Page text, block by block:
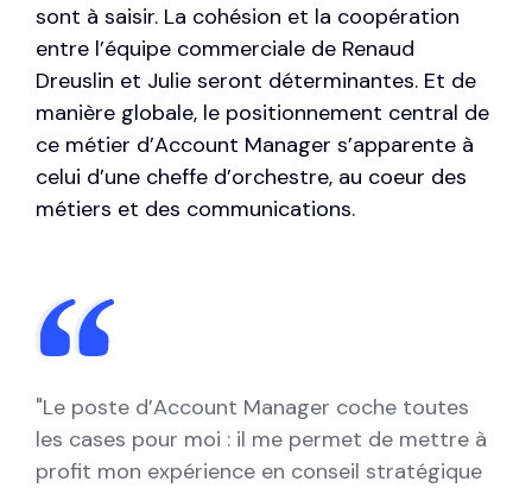
sont à saisir. La cohésion et la coopération
entre l’équipe commerciale de Renaud
Dreuslin et Julie seront déterminantes. Et de
manière globale, le positionnement central de
ce métier d’Account Manager s’apparente à
celui d’une cheffe d’orchestre, au coeur des
métiers et des communications.
"Le poste d’Account Manager coche toutes
les cases pour moi : il me permet de mettre à
profit mon expérience en conseil stratégique